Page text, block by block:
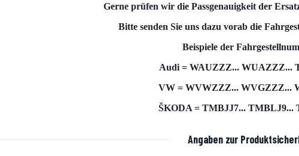
Gerne prüfen wir die Passgenauigkeit der
Bitte senden Sie uns dazu vorab die
Beispiele der
Audi = WAUZZZ... WUAZZZ...
VW = WVWZZZ... WVGZZZ...
ŠKODA = TMBJJ7... TMBLJ9...
Angaben zur